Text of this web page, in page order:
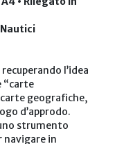
l’idea
“carte
geografiche,
d’approdo.
strumento
navigare in